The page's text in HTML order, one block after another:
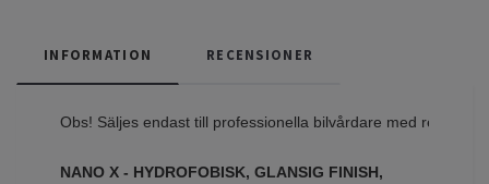
INFORMATION RECENSIONER
Obs! Säljes endast till professionella bilvårdare med
NANO X - HYDROFOBISK, GLANSIG FINISH,